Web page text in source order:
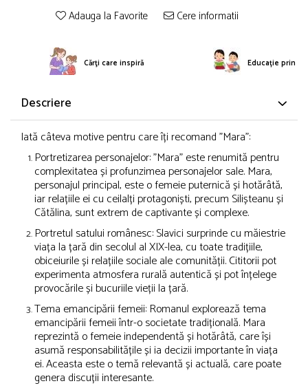
Adauga la Favorite Cere informatii
Cărţi care inspiră Educație prin
Descriere
Iată câteva motive pentru care îți recomand "Mara":
Portretizarea personajelor: "Mara" este renumită pentru
complexitatea și profunzimea personajelor sale. Mara,
personajul principal, este o femeie puternică și hotărâtă,
iar relațiile ei cu ceilalți protagoniști, precum Silișteanu și
Cătălina, sunt extrem de captivante și complexe.
Portretul satului românesc: Slavici surprinde cu măiestrie
viața la țară din secolul al XIX-lea, cu toate tradițiile,
obiceiurile și relațiile sociale ale comunității. Cititorii pot
experimenta atmosfera rurală autentică și pot înțelege
provocările și bucuriile vieții la țară.
Tema emancipării femeii: Romanul explorează tema
emancipării femeii într-o societate tradițională. Mara
reprezintă o femeie independentă și hotărâtă, care își
asumă responsabilitățile și ia decizii importante în viața
ei. Aceasta este o temă relevantă și actuală, care poate
genera discuții interesante.